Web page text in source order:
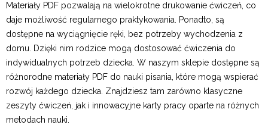
Materiały PDF pozwalają na wielokrotne drukowanie ćwiczeń, co
daje możliwość regularnego praktykowania. Ponadto, są
dostępne na wyciągnięcie ręki, bez potrzeby wychodzenia z
domu. Dzięki nim rodzice mogą dostosować ćwiczenia do
indywidualnych potrzeb dziecka. W naszym sklepie dostępne są
różnorodne materiały PDF do nauki pisania, które mogą wspierać
rozwój każdego dziecka. Znajdziesz tam zarówno klasyczne
zeszyty ćwiczeń, jak i innowacyjne karty pracy oparte na różnych
metodach nauki.